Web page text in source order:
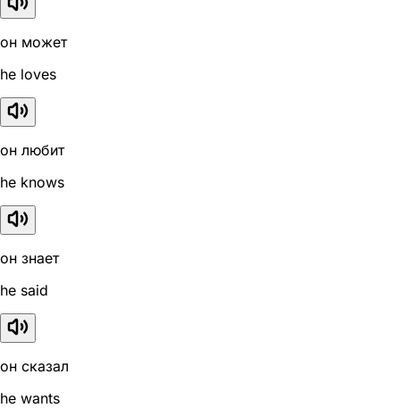
он может
he loves
он любит
he knows
он знает
he said
он сказал
he wants